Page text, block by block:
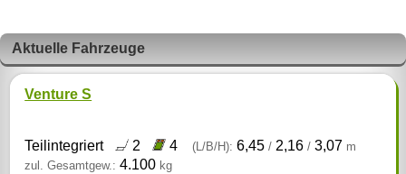
Aktuelle Fahrzeuge
Venture S
Teilintegriert 2 4 (L/B/H): 6,45/ 2,16/ 3,07 m
zul. Gesamtgew.: 4.100 kg